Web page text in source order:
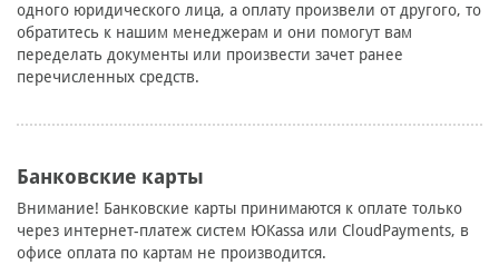
одного юридического лица, а оплату произвели от другого, то
обратитесь к нашим менеджерам и они помогут вам
переделать документы или произвести зачет ранее
перечисленных средств.
Банковские карты
Внимание! Банковские карты принимаются к оплате только
через интернет-платеж систем ЮKassa или CloudPayments, в
офисе оплата по картам не производится.